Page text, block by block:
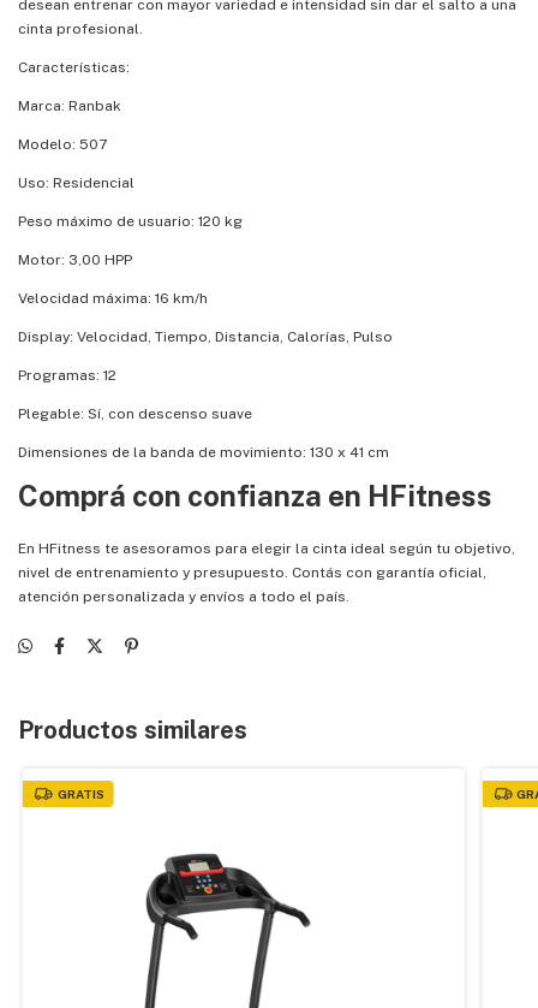
desean entrenar con mayor variedad e intensidad sin dar el salto a una
cinta profesional.
Características:
Marca: Ranbak
Modelo: 507
Uso: Residencial
Peso máximo de usuario: 120 kg
Motor: 3,00 HPP
Velocidad máxima: 16 km/h
Display: Velocidad, Tiempo, Distancia, Calorías, Pulso
Programas: 12
Plegable: Sí, con descenso suave
Dimensiones de la banda de movimiento: 130 x 41 cm
Comprá con confianza en HFitness
En HFitness te asesoramos para elegir la cinta ideal según tu objetivo,
nivel de entrenamiento y presupuesto. Contás con garantía oficial,
atención personalizada y envíos a todo el país.
Productos similares
GRATIS